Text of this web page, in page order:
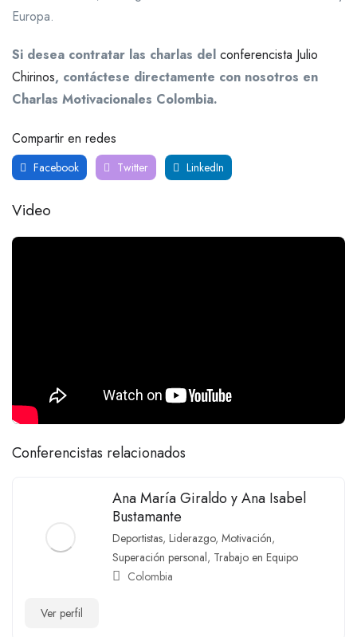
Europa.
Si desea contratar las charlas del conferencista Julio
Chirinos, contáctese directamente con nosotros en
Charlas Motivacionales Colombia.
Compartir en redes
Facebook Twitter LinkedIn
Video
Conferencistas relacionados
Ana María Giraldo y Ana Isabel
Bustamante
Deportistas, Liderazgo, Motivación,
Superación personal, Trabajo en Equipo
Colombia
Ver perfil